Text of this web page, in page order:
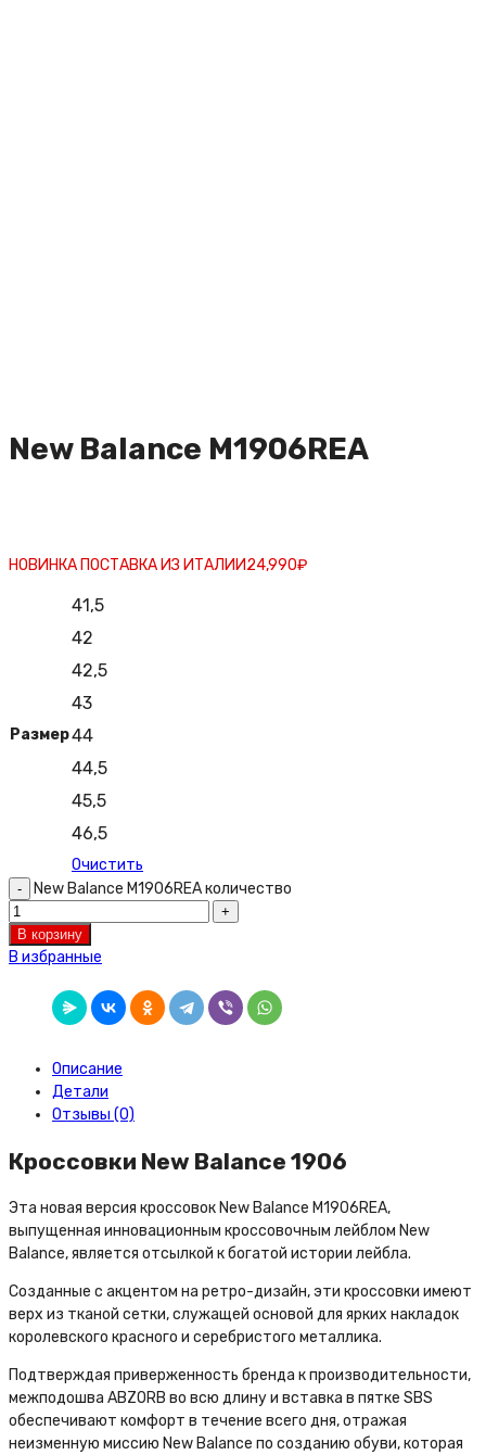
New Balance M1906REA
НОВИНКА ПОСТАВКА ИЗ ИТАЛИИ24,990₽
Размер
41,5
42
42,5
43
44
44,5
45,5
46,5
Очистить
New Balance M1906REA количество
В корзину
В избранные
Описание
Детали
Отзывы (0)
Кроссовки New Balance 1906
Эта новая версия кроссовок New Balance M1906REA,
выпущенная инновационным кроссовочным лейблом New
Balance, является отсылкой к богатой истории лейбла.
Созданные с акцентом на ретро-дизайн, эти кроссовки имеют
верх из тканой сетки, служащей основой для ярких накладок
королевского красного и серебристого металлика.
Подтверждая приверженность бренда к производительности,
межподошва ABZORB во всю длину и вставка в пятке SBS
обеспечивают комфорт в течение всего дня, отражая
неизменную миссию New Balance по созданию обуви, которая